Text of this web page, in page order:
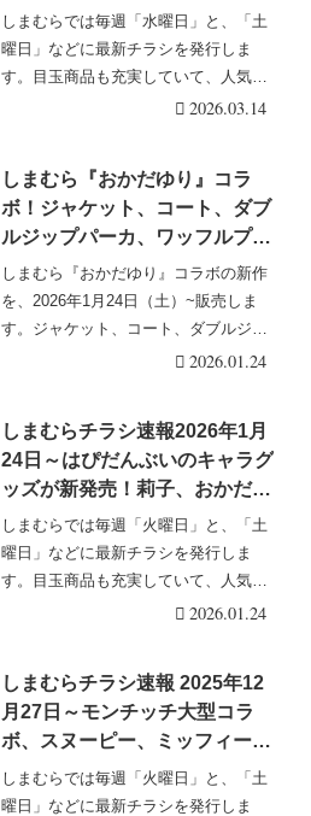
ら春のアパレルが発売！くまの
プーさん原作デビュー100周年
のコラボも！
しまむらでは毎週「水曜日」と、「土
曜日」などに最新チラシを発行しま
す。目玉商品も充実していて、人気の
グッズは発売後即売り・・・続きを読
2026.03.14
しまむら『おかだゆり』コラ
ボ！ジャケット、コート、ダブ
ルジップパーカ、ワッフルプル
オーバーなど春のアパレル、ボ
ディバッグ、ショルダーバッグ
が2026/1/24より新発売！再販
しまむら『おかだゆり』コラボの新作
を、2026年1月24日（土）~販売しま
す。ジャケット、コート、ダブルジッ
プパーカ、ワ・・・続きを読む2026.01.24
しまむらチラシ速報2026年1月
24日～はぴだんぶいのキャラグ
ッズが新発売！莉子、おかだゆ
りコラボの春コーデもプチプラ
でオススメ！
しまむらでは毎週「火曜日」と、「土
曜日」などに最新チラシを発行しま
す。目玉商品も充実していて、人気の
グッズは発売後即売り・・・続きを読
2026.01.24
しまむらチラシ速報 2025年12
月27日～モンチッチ大型コラ
ボ、スヌーピー、ミッフィー、
BT21の雑貨やアパレルも新発
売！おかだゆり、ディズニー、
しまむらでは毎週「火曜日」と、「土
曜日」などに最新チラシを発行しま